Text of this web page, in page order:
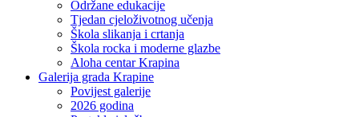
Održane edukacije
Tjedan cjeloživotnog učenja
Škola slikanja i crtanja
Škola rocka i moderne glazbe
Aloha centar Krapina
Galerija grada Krapine
Povijest galerije
2026 godina